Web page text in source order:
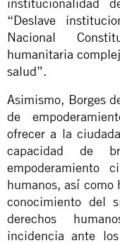
“Deslave
Nacional
humanitaria
salud”.
Asimismo, Borges
de
ofrecer a la
capacidad de
empoderamiento
humanos, así como
conocimiento del
derechos
incidencia ante